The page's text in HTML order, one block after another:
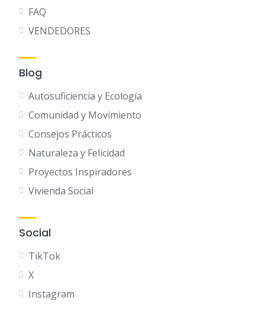
FAQ
VENDEDORES
Blog
Autosuficiencia y Ecología
Comunidad y Movimiento
Consejos Prácticos
Naturaleza y Felicidad
Proyectos Inspiradores
Vivienda Social
Social
TikTok
X
Instagram